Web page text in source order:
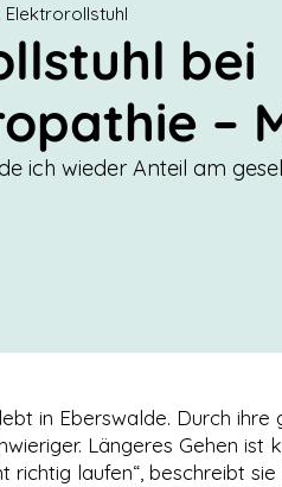
Elektrorollstuhl
bei
–
ich wieder Anteil am
in Eberswalde. Durch
Längeres Gehen
richtig laufen“, beschreibt